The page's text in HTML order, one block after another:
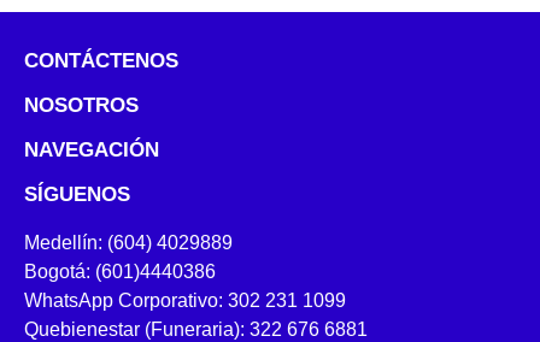
CONTÁCTENOS
NOSOTROS
NAVEGACIÓN
SÍGUENOS
Medellín: (604) 4029889
Bogotá: (601)4440386
WhatsApp Corporativo: 302 231 1099
Quebienestar (Funeraria): 322 676 6881